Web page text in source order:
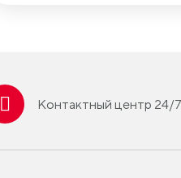
Контактный центр 24/7